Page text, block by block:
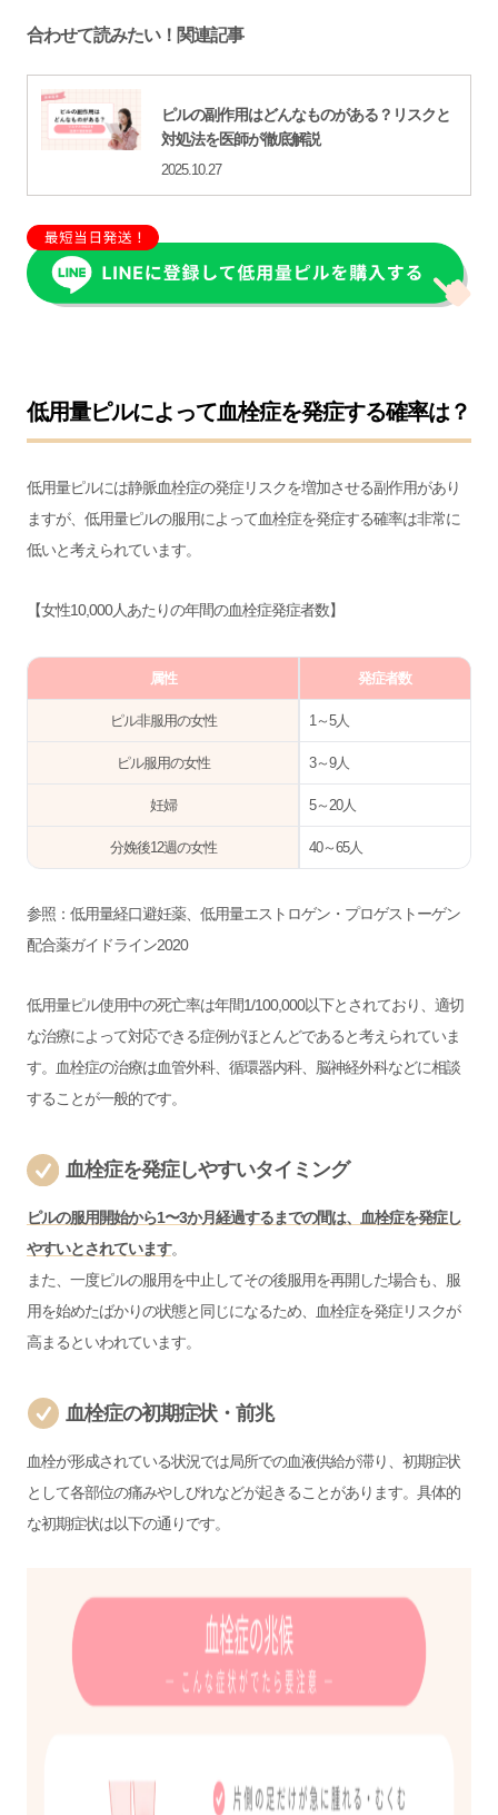
合わせて読みたい！関連記事
ピルの副作用はどんなものがある？リスクと
対処法を医師が徹底解説
2025.10.27
低用量ピルによって血栓症を発症する確率は？
低用量ピルには静脈血栓症の発症リスクを増加させる副作用があり
ますが、低用量ピルの服用によって血栓症を発症する確率は非常に
低いと考えられています。
【女性10,000人あたりの年間の血栓症発症者数】
属性 発症者数
ピル非服用の女性 1～5人
ピル服用の女性 3～9人
妊婦 5～20人
分娩後12週の女性 40～65人
参照： 低用量経口避妊薬、低用量エストロゲン・プロゲストーゲン
配合薬ガイドライン2020
低用量ピル使用中の死亡率は年間1/100,000以下とされており、適切
な治療によって対応できる症例がほとんどであると考えられていま
す。血栓症の治療は血管外科、循環器内科、脳神経外科などに相談
することが一般的です。
血栓症を発症しやすいタイミング
ピルの服用開始から1〜3か月経過するまでの間は、血栓症を発症し
やすいとされています。
また、一度ピルの服用を中止してその後服用を再開した場合も、服
用を始めたばかりの状態と同じになるため、血栓症を発症リスクが
高まるといわれています。
血栓症の初期症状・前兆
血栓が形成されている状況では局所での血液供給が滞り、初期症状
として各部位の痛みやしびれなどが起きることがあります。具体的
な初期症状は以下の通りです。